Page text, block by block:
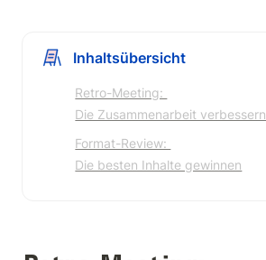
Inhaltsübersicht
Retro-Meeting:
Die Zusammenarbeit verbessern
Format-Review:
Die besten Inhalte gewinnen